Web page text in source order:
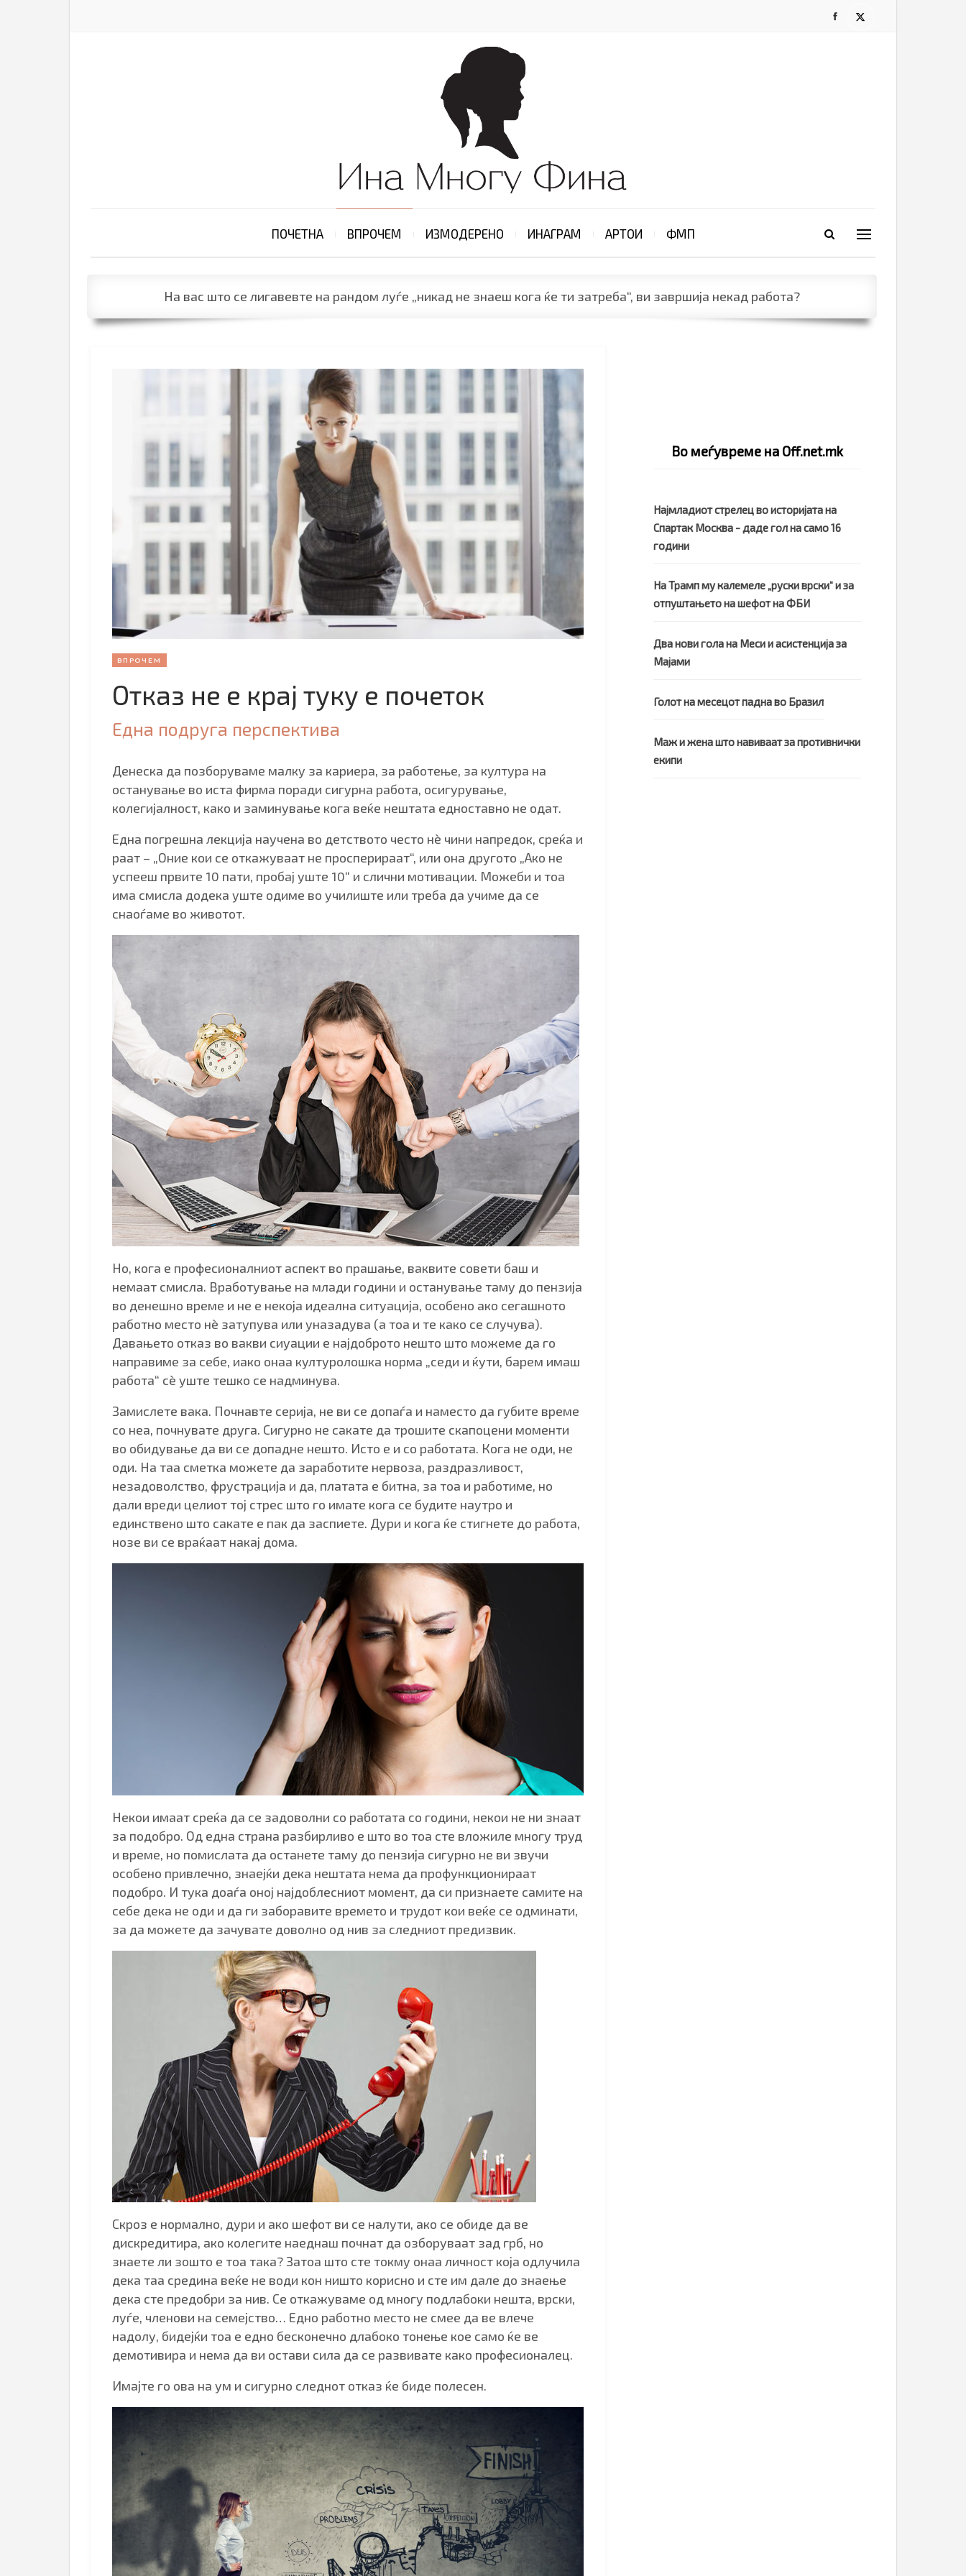
ПОЧЕТНА ВПРОЧЕМ ИЗМОДЕРЕНО ИНАГРАМ АРТОИ ФМП
На вас што се лигавевте на рандом луѓе „никад не знаеш кога ќе ти затреба“, ви завршија некад работа?
ВПРОЧЕМ
Отказ не е крај туку е почеток
Една подруга перспектива
Денеска да позборуваме малку за кариера, за работење, за култура на
останување во иста фирма поради сигурна работа, осигурување,
колегијалност, како и заминување кога веќе нештата едноставно не одат.
Една погрешна лекција научена во детството често нè чини напредок, среќа и
раат – „Оние кои се откажуваат не просперираат“, или она другото „Ако не
успееш првите 10 пати, пробај уште 10“ и слични мотивации. Можеби и тоа
има смисла додека уште одиме во училиште или треба да учиме да се
снаоѓаме во животот.
Но, кога е професионалниот аспект во прашање, ваквите совети баш и
немаат смисла. Вработување на млади години и останување таму до пензија
во денешно време и не е некоја идеална ситуација, особено ако сегашното
работно место нè затупува или уназадува (а тоа и те како се случува).
Давањето отказ во вакви сиуации е најдоброто нешто што можеме да го
направиме за себе, иако онаа културолошка норма „седи и ќути, барем имаш
работа“ сè уште тешко се надминува.
Замислете вака. Почнавте серија, не ви се допаѓа и наместо да губите време
со неа, почнувате друга. Сигурно не сакате да трошите скапоцени моменти
во обидување да ви се допадне нешто. Исто е и со работата. Кога не оди, не
оди. На таа сметка можете да заработите нервоза, раздразливост,
незадоволство, фрустрација и да, платата е битна, за тоа и работиме, но
дали вреди целиот тој стрес што го имате кога се будите наутро и
единствено што сакате е пак да заспиете. Дури и кога ќе стигнете до работа,
нозе ви се враќаат накај дома.
Некои имаат среќа да се задоволни со работата со години, некои не ни знаат
за подобро. Од една страна разбирливо е што во тоа сте вложиле многу труд
и време, но помислата да останете таму до пензија сигурно не ви звучи
особено привлечно, знаејќи дека нештата нема да профункционираат
подобро. И тука доаѓа оној најдоблесниот момент, да си признаете самите на
себе дека не оди и да ги заборавите времето и трудот кои веќе се одминати,
за да можете да зачувате доволно од нив за следниот предизвик.
Скроз е нормално, дури и ако шефот ви се налути, ако се обиде да ве
дискредитира, ако колегите наеднаш почнат да озборуваат зад грб, но
знаете ли зошто е тоа така? Затоа што сте токму онаа личност која одлучила
дека таа средина веќе не води кон ништо корисно и сте им дале до знаење
дека сте предобри за нив. Се откажуваме од многу подлабоки нешта, врски,
луѓе, членови на семејство… Едно работно место не смее да ве влече
надолу, бидејќи тоа е едно бесконечно длабоко тонење кое само ќе ве
демотивира и нема да ви остави сила да се развивате како професионалец.
Имајте го ова на ум и сигурно следнот отказ ќе биде полесен.
Во меѓувреме на Off.net.mk
Најмладиот стрелец во историјата на
Спартак Москва - даде гол на само 16
години
На Трамп му калемеле „руски врски“ и за
отпуштањето на шефот на ФБИ
Два нови гола на Меси и асистенција за
Мајами
Голот на месецот падна во Бразил
Маж и жена што навиваат за противнички
екипи